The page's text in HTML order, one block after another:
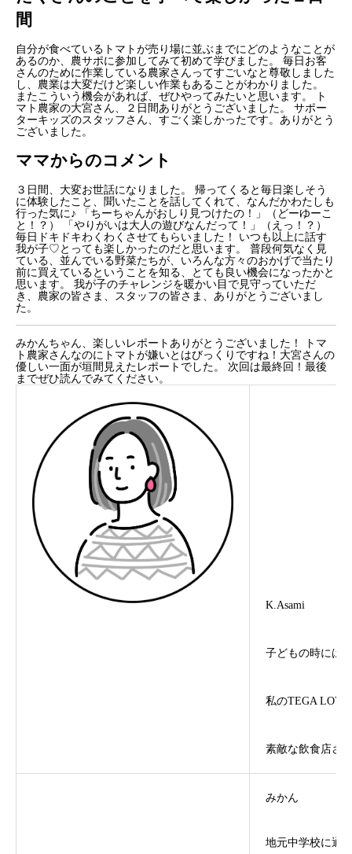
間
自分が食べているトマトが売り場に並ぶまでにどのようなことが
あるのか、農サポに参加してみて初めて学びました。
毎日お客
さんのために作業している農家さんってすごいなと尊敬しました
し、 農業は大変だけど楽しい作業もあることがわかりました。
またこういう機会があれば、ぜひやってみたいと思います。
ト
マト農家の大宮さん、２日間ありがとうございました。
サポー
ターキッズのスタッフさん、すごく楽しかったです。ありがとう
ございました。
ママからのコメント
３日間、大変お世話になりました。
帰ってくると毎日楽しそう
に体験したこと、聞いたことを話してくれて、なんだかわたしも
行った気に♪
「ちーちゃんがおしり見つけたの！」（どーゆーこ
と！？）
「やりがいは大人の遊びなんだって！」（えっ！？）
毎日ドキドキわくわくさせてもらいました！
いつも以上に話す
我が子♡とっても楽しかったのだと思います。
普段何気なく見
ている、並んでいる野菜たちが、いろんな方々のおかげで当たり
前に買えているということを知る、とても良い機会になったかと
思います。
我が子のチャレンジを暖かい目で見守っていただ
き、農家の皆さま、スタッフの皆さま、ありがとうございまし
た。
みかんちゃん、楽しいレポートありがとうございました！
トマ
ト農家さんなのにトマトが嫌いとはびっくりですね！大宮さんの
優しい一面が垣間見えたレポートでした。
次回は最終回！最後
までぜひ読んでみてください。
K.Asami
子どもの時には
私のTEGA
素敵な飲食店さ
みかん
地元中学校に通